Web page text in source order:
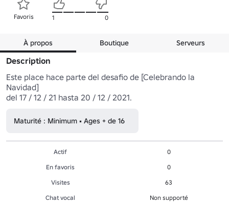
Favoris 1 0
À propos Boutique Serveurs
Description
Este place hace parte del desafio de [Celebrando la
Navidad]
del 17 / 12 / 21 hasta 20 / 12 / 2021.
Maturité : Minimum • Ages + de 16
Actif
0
En favoris
0
Visites
63
Chat vocal
Non supporté